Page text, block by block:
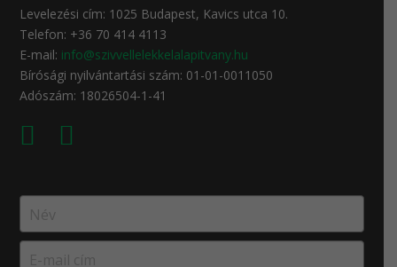
Levelezési cím: 1025 Budapest, Kavics utca 10.
Telefon: +36 70 414 4113
E-mail: info@szivvellelekkelalapitvany.hu
Bírósági nyilvántartási szám: 01-01-0011050
Adószám: 18026504-1-41